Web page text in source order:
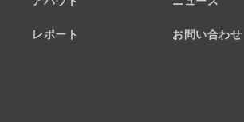
レポート お問い合わせ